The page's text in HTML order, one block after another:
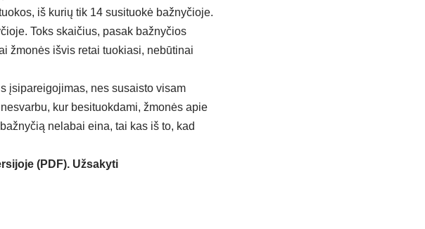
iš kurių tik 14 susituokė bažnyčioje.
Toks skaičius, pasak bažnyčios
žmonės išvis retai tuokiasi, nebūtinai
įsipareigojimas, nes susaisto visam
kur besituokdami, žmonės apie
nelabai eina, tai kas iš to, kad
(PDF). Užsakyti